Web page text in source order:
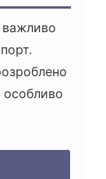
важливо
особливо